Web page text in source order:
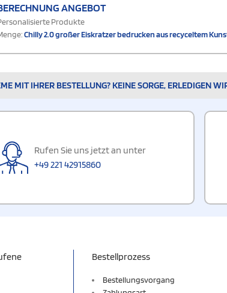
ANGEBOT
Produkte
Chilly 2.0 großer Eiskratzer bedrucken aus recyceltem
MIT IHRER BESTELLUNG? KEINE SORGE, ERLEDIGEN
Rufen Sie uns jetzt an unter
+49 221 42915860
Bestellprozess
Bestellungsvorgang